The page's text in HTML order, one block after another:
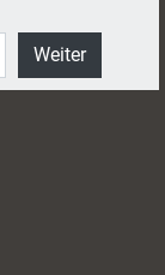
Weiter